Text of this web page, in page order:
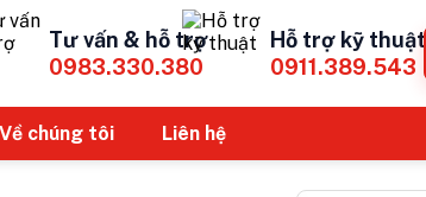
Tư vấn & hỗ trợ
0983.330.380
Hỗ trợ kỹ thuật
0911.389.543
Về chúng tôi Liên hệ